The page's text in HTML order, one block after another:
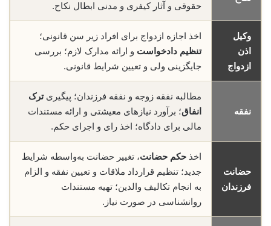
حقوقی و آثار کیفری و مدنی ابطال نکاح.
وکیل
اذن
ازدواج
اخذ اجازه ازدواج برای افراد زیر سن قانونی؛
تنظیم دادخواست و ارائه مدارک لازم؛ بررسی
جایگزینی ولی و تعیین شرایط قانونی.
نفقه
مطالبه نفقه زوجه و نفقه فرزندان؛ پیگیریترک
انفاق؛ برآورد نیازهای معیشتی و ارائه مستندات
مالی برای دادگاه؛ اخذ رای و اجرای حکم.
حضانت
فرزندان
اخذ حکم حضانت، تغییر حضانت به‌واسطه شرایط
جدید؛ تنظیم قرارداد ملاقات و تعیین نفقه و الزام
به انجام تکالیف والدین؛ تهیه مستندات
روانشناسی در صورت نیاز.